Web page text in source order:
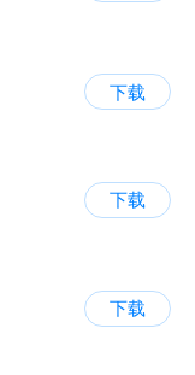
下载
下载
下载